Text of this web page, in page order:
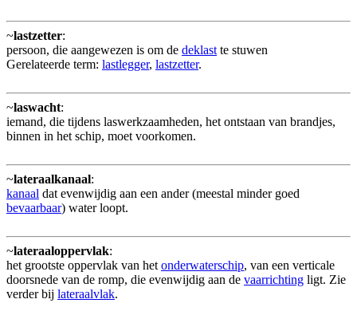
~lastzetter:
persoon, die aangewezen is om de deklast te stuwen
Gerelateerde term: lastlegger, lastzetter.
~laswacht:
iemand, die tijdens laswerkzaamheden, het ontstaan van brandjes,
binnen in het schip, moet voorkomen.
~lateraalkanaal:
kanaal dat evenwijdig aan een ander (meestal minder goed
bevaarbaar) water loopt.
~lateraaloppervlak:
het grootste oppervlak van het onderwaterschip, van een verticale
doorsnede van de romp, die evenwijdig aan de vaarrichting ligt. Zie
verder bij lateraalvlak.